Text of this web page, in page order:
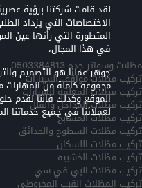
لقد قامت شركتنا برؤية
الاختصاصات التي يزداد
المتطورة التي رأتها عين
في هذا المجال،
جوهر عملنا هو التصميم
مجموعة كاملة من
الموقع وكذلك فأننا نقدم
لعملائنا في جميع خدماتنا
مظلات وسواتر جده 0503384813
تركيب مظلات مواقف السيارات
تركيب مظلات المعلقه للسيارات
تركيب مظلات المداخل والفلل
تركيب مظلات المسابح
تركيب مظلات السطوح والحدائق
تركيب مظلات اللسكان
تركيب مظلات الخشبيه
تركيب مظلات البي في سي
تركيب المظلات القبب المخروطي